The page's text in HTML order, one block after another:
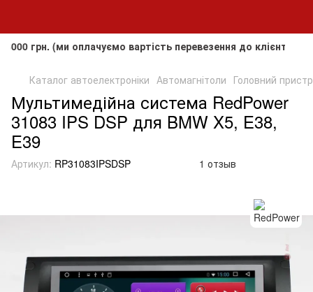
оплачуємо вартість перевезення до клієнта, але не
Каталог автоелектроніки Автомагнітоли Головний
Мультимедійна система RedPower
31083 IPS DSP для BMW X5, E38,
E39
Артикул: RP31083IPSDSP 1 отзыв